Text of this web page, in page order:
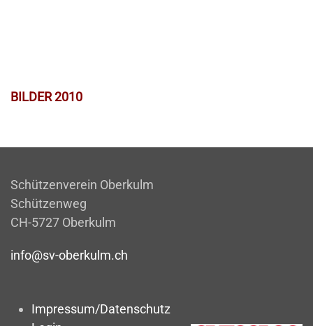
BILDER 2010
Schützenverein Oberkulm
Schützenweg
CH-5727 Oberkulm
info@sv-oberkulm.ch
Impressum/Datenschutz